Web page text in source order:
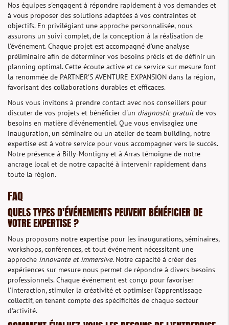
Nos équipes s'engagent à répondre rapidement à vos demandes et
à vous proposer des solutions adaptées à vos contraintes et
objectifs. En privilégiant une approche personnalisée, nous
assurons un suivi complet, de la conception à la réalisation de
l'événement. Chaque projet est accompagné d'une analyse
préliminaire afin de déterminer vos besoins précis et de définir un
planning optimal. Cette écoute active et ce service sur mesure font
la renommée de PARTNER'S AVENTURE EXPANSION dans la région,
favorisant des collaborations durables et efficaces.
Nous vous invitons à prendre contact avec nos conseillers pour
discuter de vos projets et bénéficier d'un diagnostic gratuitde vos
besoins en matière d'événementiel. Que vous envisagiez une
inauguration, un séminaire ou un atelier de team building, notre
expertise est à votre service pour vous accompagner vers le succès.
Notre présence à Billy-Montigny et à Arras témoigne de notre
ancrage local et de notre capacité à intervenir rapidement dans
toute la région.
FAQ
QUELS TYPES D'ÉVÉNEMENTS PEUVENT BÉNÉFICIER DE
VOTRE EXPERTISE ?
Nous proposons notre expertise pour les inaugurations, séminaires,
workshops, conférences, et tout événement nécessitant une
approche innovante et immersive. Notre capacité à créer des
expériences sur mesure nous permet de répondre à divers besoins
professionnels. Chaque événement est conçu pour favoriser
l'interaction, stimuler la créativité et optimiser l'apprentissage
collectif, en tenant compte des spécificités de chaque secteur
d'activité.